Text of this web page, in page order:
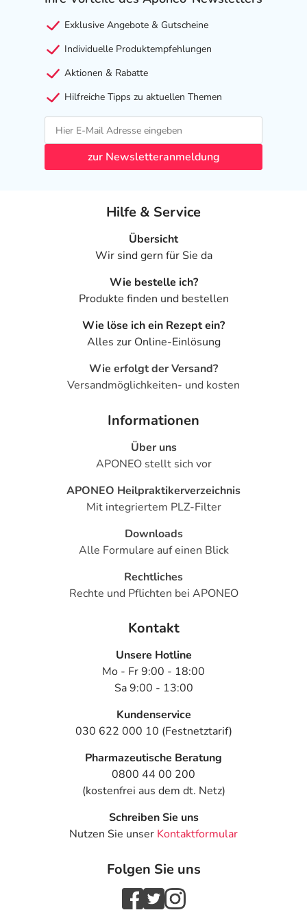
Ist Ihnen das Arzneimittel trotz einer Gegenanzeige
verordnet worden, sprechen Sie mit Ihrem Arzt oder
Apotheker. Der therapeutische Nutzen kann höher sein,
als das Risiko, das die Anwendung bei einer
Gegenanzeige in sich birgt.
Nebenwirkungen
Welche unerwünschten Wirkungen können auftreten?
- Durchfall durch Arzneimittel
- Gewichtszunahme
- Zähneknirschen
- Kopfschmerzen
- Schwindelgefühl
- Mundtrockenheit
- Ungewöhnliche Träume
- Missempfindungen
- Erhöhte Muskelspannung
Muskelzuckungen (Myoklonus)
- Emotionsloser Zustand mit Interessenlosigkeit
- Verschwommenes Sehen
- Störung der Nah- und Ferneinstellung des Auges
- Geschmacksverzerrung (Dysgeusie)
- Ohrengeräusche (Tinnitus)
- Überempfindlichkeitsreaktionen der Haut, wie:
- Haarausfall mit Glatzenbildung (Alopezie)
- Erhöhte Lichtempfindlichkeit der Haut
- Fleckenartige Hautblutung (Ekchymose)
- Blutdruckanstieg
- Blutdruckabfall durch Aufstehen (orthostatische
- Gefäßerweiterung (Vasodilatation)
Exklusive Angebote & Gutscheine
Individuelle Produktempfehlungen
Aktionen & Rabatte
Hilfreiche Tipps zu aktuellen Themen
zur Newsletteranmeldung
Hilfe & Service
Übersicht
Wir sind gern für Sie da
Wie bestelle ich?
Produkte finden und bestellen
Wie löse ich ein Rezept ein?
Alles zur Online-Einlösung
Wie erfolgt der Versand?
Versandmöglichkeiten- und kosten
Informationen
Über uns
APONEO stellt sich vor
APONEO Heilpraktikerverzeichnis
Mit integriertem PLZ-Filter
Downloads
Alle Formulare auf einen Blick
Rechtliches
Rechte und Pflichten bei APONEO
Kontakt
Unsere Hotline
Mo - Fr 9:00 - 18:00
Sa 9:00 - 13:00
Kundenservice
030 622 000 10 (Festnetztarif)
Pharmazeutische Beratung
0800 44 00 200
(kostenfrei aus dem dt. Netz)
Schreiben Sie uns
Nutzen Sie unser Kontaktformular
Folgen Sie uns